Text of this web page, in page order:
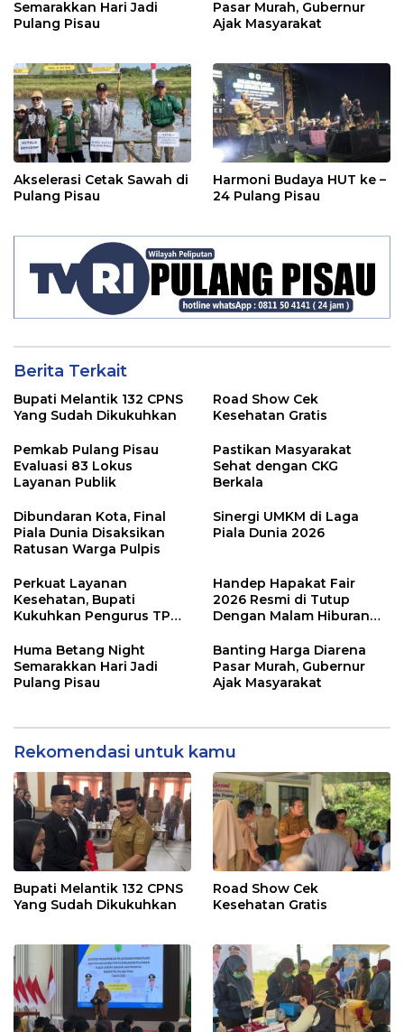
Semarakkan Hari Jadi
Pulang Pisau
Pasar Murah, Gubernur
Ajak Masyarakat
Akselerasi Cetak Sawah di
Pulang Pisau
Harmoni Budaya HUT ke –
24 Pulang Pisau
Berita Terkait
Bupati Melantik 132 CPNS
Yang Sudah Dikukuhkan
Road Show Cek
Kesehatan Gratis
Pemkab Pulang Pisau
Evaluasi 83 Lokus
Layanan Publik
Pastikan Masyarakat
Sehat dengan CKG
Berkala
Dibundaran Kota, Final
Piala Dunia Disaksikan
Ratusan Warga Pulpis
Sinergi UMKM di Laga
Piala Dunia 2026
Perkuat Layanan
Kesehatan, Bupati
Kukuhkan Pengurus TP
Handep Hapakat Fair
2026 Resmi di Tutup
Dengan Malam Hiburan
Huma Betang Night
Semarakkan Hari Jadi
Pulang Pisau
Banting Harga Diarena
Pasar Murah, Gubernur
Ajak Masyarakat
Rekomendasi untuk kamu
Bupati Melantik 132 CPNS
Yang Sudah Dikukuhkan
Road Show Cek
Kesehatan Gratis